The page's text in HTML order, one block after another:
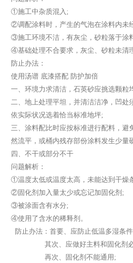
①施工中杂质混入;
②调配涂料时，产生的气泡在涂料内未
③施工环境不洁，有灰尘，砂粒落于涂
④基础处理不合要求，灰尘、砂粒未清
防止办法：
使用汤谱 底漆搭配 防护加倍
一、环境力求清洁，石英砂应挑选颗粒
二、地上处理平坦，并清洁洁净，凹处
依实际状况选着恰当标准地坪;
三、涂料配比时应按标准进行配料，避
然流平，或桶内残存部份涂料发生少量
四、不干或部分不干
问题解析：
①温度太低或温度太高，未能达到干燥
②固化剂加入量太少或忘记加固化剂;
③被涂面含有水分;
④使用了含水的稀释剂。
防止办法：首要、应防止低温多湿条
其次、应做好主料和固化剂必
再次、固化剂不能通用;